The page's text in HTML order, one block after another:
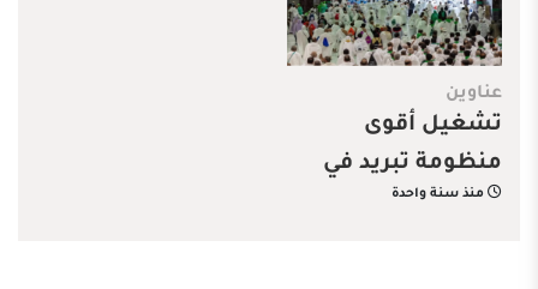
عناوين
تشغيل أقوى
منظومة تبريد في
منذ سنة واحدة